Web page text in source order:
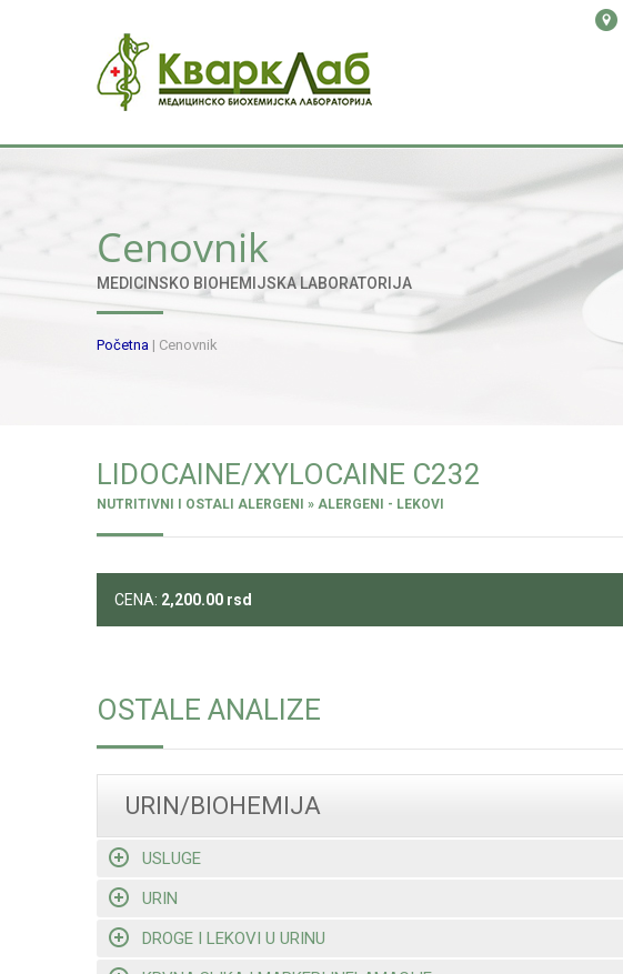
Cenovnik
MEDICINSKO BIOHEMIJSKA LABORATORIJA
Početna | Cenovnik
LIDOCAINE/XYLOCAINE C232
NUTRITIVNI I OSTALI ALERGENI » ALERGENI - LEKOVI
CENA: 2,200.00 rsd
OSTALE ANALIZE
URIN/BIOHEMIJA
USLUGE
URIN
DROGE I LEKOVI U URINU